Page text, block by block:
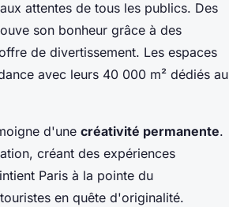
attentes de tous les publics. Des
son bonheur grâce à des
de divertissement. Les espaces
avec leurs 40 000 m² dédiés au
d'une créativité permanente.
créant des expériences
Paris à la pointe du
en quête d'originalité.